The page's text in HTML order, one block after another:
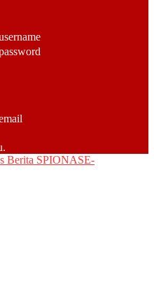
SPIONASE-